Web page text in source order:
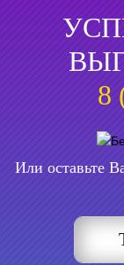
8
Или оставьте